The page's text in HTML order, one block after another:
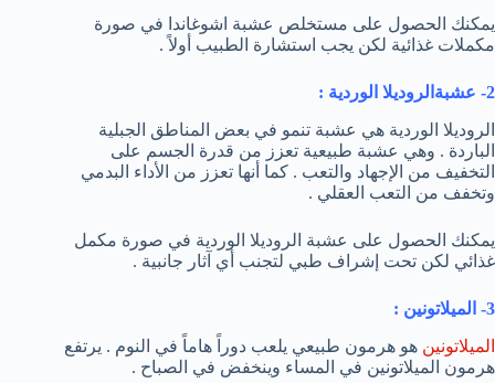
يمكنك الحصول على مستخلص عشبة اشوغاندا في صورة
مكملات غذائية لكن يجب استشارة الطبيب أولاً .
2- عشبةالروديلا الوردية :
الروديلا الوردية هي عشبة تنمو في بعض المناطق الجبلية
الباردة . وهي عشبة طبيعية تعزز من قدرة الجسم على
التخفيف من الإجهاد والتعب . كما أنها تعزز من الأداء البدمي
وتخفف من التعب العقلي .
يمكنك الحصول على عشبة الروديلا الوردية في صورة مكمل
غذائي لكن تحت إشراف طبي لتجنب أي آثار جانبية .
3- الميلاتونين :
الميلاتونين هو هرمون طبيعي يلعب دوراً هاماً في النوم . يرتفع
هرمون الميلاتونين في المساء وينخفض في الصباح .